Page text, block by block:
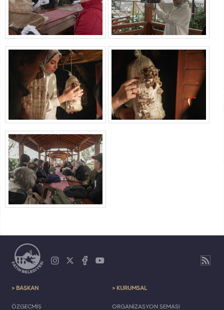
> BAŞKAN
ÖZGEÇMİŞ
> KURUMSAL
ORGANİZASYON ŞEMASI